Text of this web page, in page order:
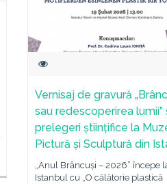
Vernisaj de gravură
sau redescoperirea lumii”
prelegeri științifice la
Pictură și Sculptură din
„Anul Brâncuși – 2026” începe
Istanbul cu „O călătorie plastică